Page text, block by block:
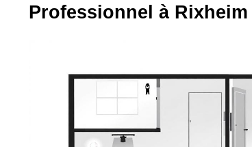
Professionnel à Rixheim